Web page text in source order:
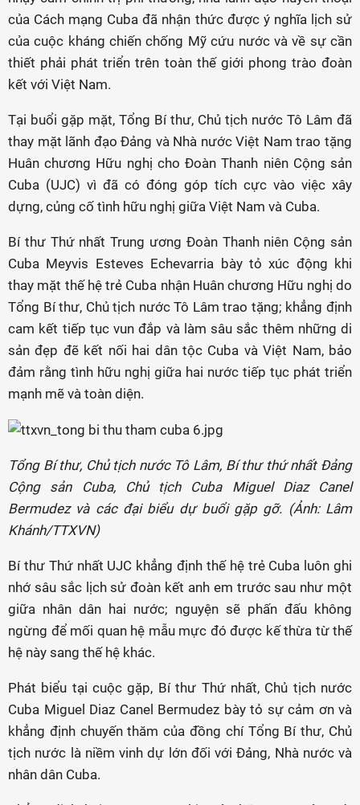
của Cách mạng Cuba đã nhận thức được ý nghĩa lịch sử
của cuộc kháng chiến chống Mỹ cứu nước và về sự cần
thiết phải phát triển trên toàn thế giới phong trào đoàn
kết với Việt Nam.
Tại buổi gặp mặt, Tổng Bí thư, Chủ tịch nước Tô Lâm đã
thay mặt lãnh đạo Đảng và Nhà nước Việt Nam trao tặng
Huân chương Hữu nghị cho Đoàn Thanh niên Cộng sản
Cuba (UJC) vì đã có đóng góp tích cực vào việc xây
dựng, củng cố tình hữu nghị giữa Việt Nam và Cuba.
Bí thư Thứ nhất Trung ương Đoàn Thanh niên Cộng sản
Cuba Meyvis Esteves Echevarria bày tỏ xúc động khi
thay mặt thế hệ trẻ Cuba nhận Huân chương Hữu nghị do
Tổng Bí thư, Chủ tịch nước Tô Lâm trao tặng; khẳng định
cam kết tiếp tục vun đắp và làm sâu sắc thêm những di
sản đẹp đẽ kết nối hai dân tộc Cuba và Việt Nam, bảo
đảm rằng tình hữu nghị giữa hai nước tiếp tục phát triển
mạnh mẽ và toàn diện.
Tổng Bí thư, Chủ tịch nước Tô Lâm, Bí thư thứ nhất Đảng
Cộng sản Cuba, Chủ tịch Cuba Miguel Diaz Canel
Bermudez và các đại biểu dự buổi gặp gỡ. (Ảnh: Lâm
Khánh/TTXVN)
Bí thư Thứ nhất UJC khẳng định thế hệ trẻ Cuba luôn ghi
nhớ sâu sắc lịch sử đoàn kết anh em trước sau như một
giữa nhân dân hai nước; nguyện sẽ phấn đấu không
ngừng để mối quan hệ mẫu mực đó được kế thừa từ thế
hệ này sang thế hệ khác.
Phát biểu tại cuộc gặp, Bí thư Thứ nhất, Chủ tịch nước
Cuba Miguel Diaz Canel Bermudez bày tỏ sự cảm ơn và
khẳng định chuyến thăm của đồng chí Tổng Bí thư, Chủ
tịch nước là niềm vinh dự lớn đối với Đảng, Nhà nước và
nhân dân Cuba.